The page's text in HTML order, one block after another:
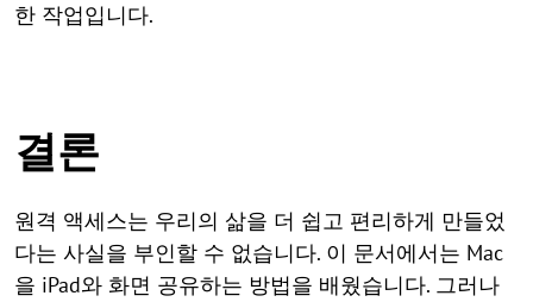
한 작업입니다.
결론
원격 액세스는 우리의 삶을 더 쉽고 편리하게 만들었
다는 사실을 부인할 수 없습니다. 이 문서에서는 Mac
을 iPad와 화면 공유하는 방법을 배웠습니다. 그러나